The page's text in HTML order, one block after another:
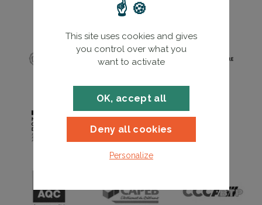
bâtiment
This site uses cookies and gives
you control over what you
want to activate
OK, accept all
Deny all cookies
Personalize